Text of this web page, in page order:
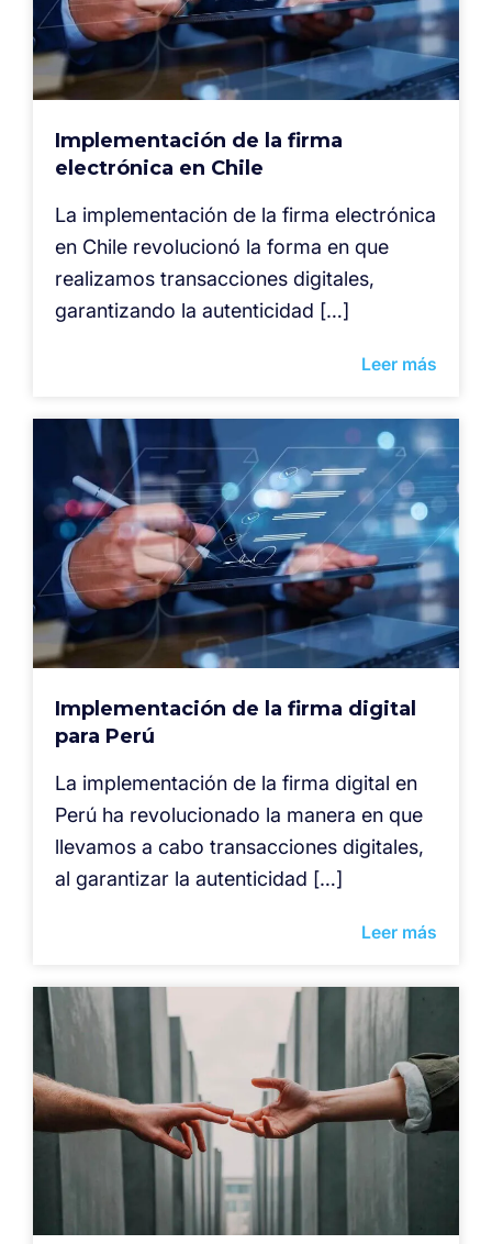
Implementación de la firma
electrónica en Chile
La implementación de la firma electrónica
en Chile revolucionó la forma en que
realizamos transacciones digitales,
garantizando la autenticidad […]
Leer más
Implementación de la firma digital
para Perú
La implementación de la firma digital en
Perú ha revolucionado la manera en que
llevamos a cabo transacciones digitales,
al garantizar la autenticidad […]
Leer más